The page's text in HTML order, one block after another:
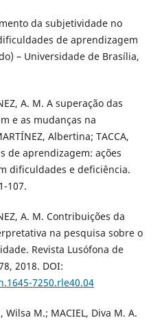
da subjetividade no
de aprendizagem
– Universidade de Brasília,
A. M. A superação das
e as mudanças na
Albertina; TACCA,
de aprendizagem: ações
dificuldades e deficiência.
107.
A. M. Contribuições da
na pesquisa sobre o
Revista Lusófona de
2018. DOI:
7250.rle40.04
Wilsa M.; MACIEL, Diva M. A.